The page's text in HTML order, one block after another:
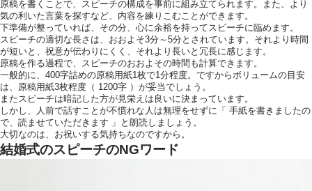
原稿を書くことで、スピーチの構成を事前に組み立てられます。また、より
気の利いた言葉を探すなど、内容を練りこむことができます。
下準備が整っていれば、その分、心に余裕を持ってスピーチに臨めます。
スピーチの適切な長さは、おおよそ3分～5分とされています。それより時間
が短いと、祝意が伝わりにくく、それより長いと冗長に感じます。
原稿を作る過程で、スピーチのおおよその時間も計算できます。
一般的に、400字詰めの原稿用紙1枚で1分程度。ですからボリュームの目安
は、原稿用紙3枚程度（ 1200字 ）が妥当でしょう。
またスピーチは暗記した方が見栄えは良いに決まっています。
しかし、人前で話すことが不慣れな人は無理をせずに「 手紙を書きましたの
で、読ませていただきます 」と朗読しましょう。
大切なのは、お祝いする気持ちなのですから。
結婚式のスピーチのNGワード